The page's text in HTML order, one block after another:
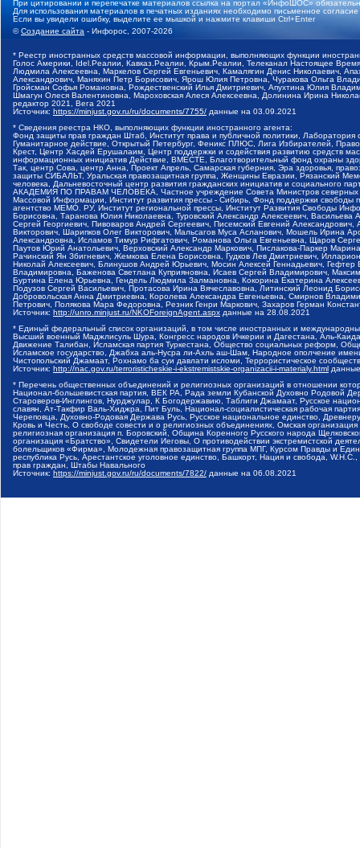
При цитировании и перепечатке материалов ссылка на портал «ИнфоШОС»
Для использования материалов в печатных изданиях необходимо письменное
Если вы увидели ошибку, выделите ее мышкой и нажмите клавиши Ctrl+Enter
©Создание сайта - Инфорос, 2007-2026
* Реестр иностранных средств массовой информации, выполняющих функции
Голос Америки, Idel.Реалии, Кавказ.Реалии, Крым.Реалии, Телеканал Настоящее
Людмила Алексеевна, Маркелов Сергей Евгеньевич, Камалягин Денис Николаевич,
Александрович, Маняхин Петр Борисович, Ярош Юлия Петровна, Чуракова Ольга
Гройсман Софья Романовна, Рождественский Илья Дмитриевич, Апухтина Юлия
Шмагун Олеся Валентиновна, Мароховская Алеся Алексеевна, Долинина Ирина
редактор 2021, Вега 2021
Источник: https://minjust.gov.ru/ru/documents/7755/ данные на 03.09.2021
* Сведения реестра НКО, выполняющих функции иностранного агента:
Фонд защиты прав граждан Штаб, Институт права и публичной политики,
Гуманитарное действие, Открытый Петербург, Феникс ПЛЮС, Лига Избирателей,
Крест, Центр Хасдей Ерушалаим, Центр поддержки и содействия развитию средств
информационных инициатив Действие, ВМЕСТЕ, Благотворительный фонд охраны
Так, центр Сова, центр Анна, Проект Апрель, Самарская губерния, Эра здоровья,
защиты СИБАЛЬТ, Уральская правозащитная группа, Женщины Евразии, Рязанский
человека, Дальневосточный центр развития гражданских инициатив и социального
АКАДЕМИЯ ПО ПРАВАМ ЧЕЛОВЕКА, Частное учреждение Совета Министров северных
Массовой Информации, Институт развития прессы - Сибирь, Фонд поддержки
агентство МЕМО. РУ, Институт региональной прессы, Институт Развития Свободы
Борисовна, Таранова Юлия Николаевна, Туровский Александр Алексеевич,
Сергей Георгиевич, Пивоваров Андрей Сергеевич, Писемский Евгений
Викторович, Шарипков Олег Викторович, Мальсагов Муса Асланович, Мошель Ирина
Александровна, Исламов Тимур Рифгатович, Романова Ольга Евгеньевна, Щаров
Паутов Юрий Анатольевич, Верховский Александр Маркович, Пислакова-Паркер
Рачинский Ян Збигневич, Жемкова Елена Борисовна, Гудков Лев Дмитриевич,
Николай Алексеевич, Блинушов Андрей Юрьевич, Мосин Алексей Геннадьевич,
Владимировна, Баженова Светлана Куприяновна, Исаев Сергей Владимирович,
Буртина Елена Юрьевна, Гендель Людмила Залмановна, Кокорина Екатерина
Подузов Сергей Васильевич, Протасова Ирина Вячеславовна, Литинский Леонид
Добровольская Анна Дмитриевна, Королева Александра Евгеньевна, Смирнов
Петрович, Полякова Мара Федоровна, Резник Генри Маркович, Захаров Герман
Источник: http://unro.minjust.ru/NKOForeignAgent.aspx данные на 28.08.2021
* Единый федеральный список организаций, в том числе иностранных и
Высший военный Маджлисуль Шура, Конгресс народов Ичкерии и Дагестана, Аль-
Движение Талибан, Исламская партия Туркестана, Общество социальных реформ,
Исламское государство, Джабха аль-Нусра ли-Ахль аш-Шам, Народное ополчение
Чистопольский Джамаат, Рохнамо ба суи давлати исломи, Террористическое
Источник: http://nac.gov.ru/terroristicheskie-i-ekstremistskie-organizacii-i-materialy.html
* Перечень общественных объединений и религиозных организаций в отношении
Национал-большевистская партия, ВЕК РА, Рада земли Кубанской Духовно Родовой
Староверов-Инглингов, Нурджулар, К Богодержавию, Таблиги Джамаат, Русское
славян, Ат-Такфир Валь-Хиджра, Пит Буль, Национал-социалистическая рабочая
Череповца, Духовно-Родовая Держава Русь, Русское национальное единство,
Кровь и Честь, О свободе совести и о религиозных объединениях, Омская
религиозная организация п. Боровский, Община Коренного Русского народа
организация «Братство», Свидетели Иеговы, О противодействии экстремистской
болельщиков «Фирма», Молодежная правозащитная группа МПГ, Курсом Правды и
республика Русь, Арестантское уголовное единство, Башкорт, Нация и свобода,
прав граждан, Штабы Навального
Источник: https://minjust.gov.ru/ru/documents/7822/ данные на 06.08.2021